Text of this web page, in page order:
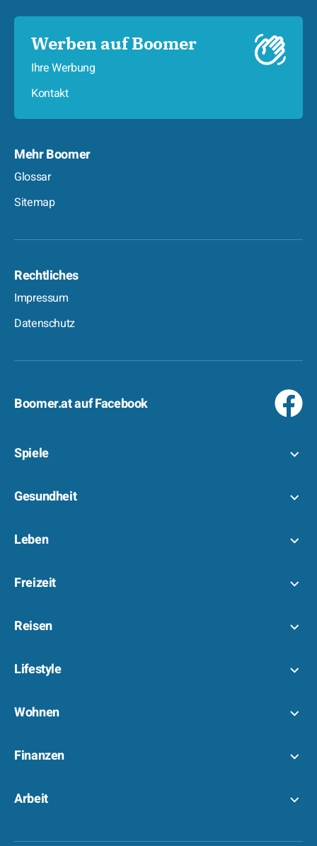
Werben auf Boomer
Ihre Werbung
Kontakt
Mehr Boomer
Glossar
Sitemap
Rechtliches
Impressum
Datenschutz
Boomer.at auf Facebook
Spiele
Gesundheit
Leben
Freizeit
Reisen
Lifestyle
Wohnen
Finanzen
Arbeit